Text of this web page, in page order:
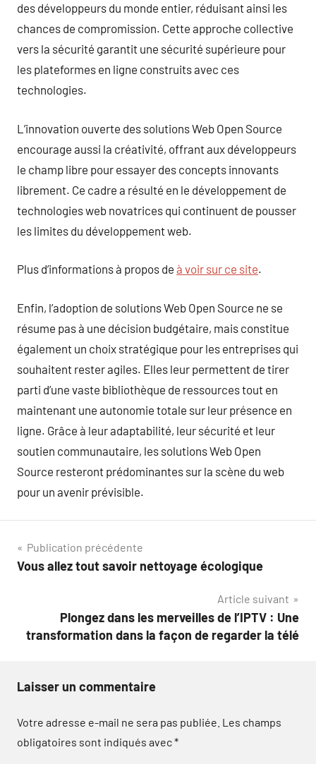
des développeurs du monde entier, réduisant ainsi les
chances de compromission. Cette approche collective
vers la sécurité garantit une sécurité supérieure pour
les plateformes en ligne construits avec ces
technologies.
L’innovation ouverte des solutions Web Open Source
encourage aussi la créativité, offrant aux développeurs
le champ libre pour essayer des concepts innovants
librement. Ce cadre a résulté en le développement de
technologies web novatrices qui continuent de pousser
les limites du développement web.
Plus d’informations à propos de à voir sur ce site.
Enfin, l’adoption de solutions Web Open Source ne se
résume pas à une décision budgétaire, mais constitue
également un choix stratégique pour les entreprises qui
souhaitent rester agiles. Elles leur permettent de tirer
parti d’une vaste bibliothèque de ressources tout en
maintenant une autonomie totale sur leur présence en
ligne. Grâce à leur adaptabilité, leur sécurité et leur
soutien communautaire, les solutions Web Open
Source resteront prédominantes sur la scène du web
pour un avenir prévisible.
Navigation
de
Publication précédente
Vous allez tout savoir nettoyage écologique
Article suivant
Plongez dans les merveilles de l’IPTV : Une
transformation dans la façon de regarder la télé
Laisser un commentaire
Votre adresse e-mail ne sera pas publiée. Les champs
obligatoires sont indiqués avec*